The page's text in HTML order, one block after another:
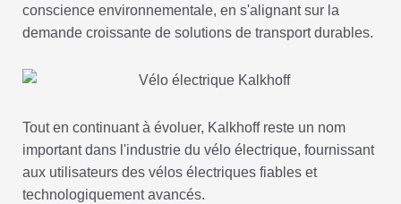
conscience environnementale, en s'alignant sur la
demande croissante de solutions de transport durables.
Tout en continuant à évoluer, Kalkhoff reste un nom
important dans l'industrie du vélo électrique, fournissant
aux utilisateurs des vélos électriques fiables et
technologiquement avancés.